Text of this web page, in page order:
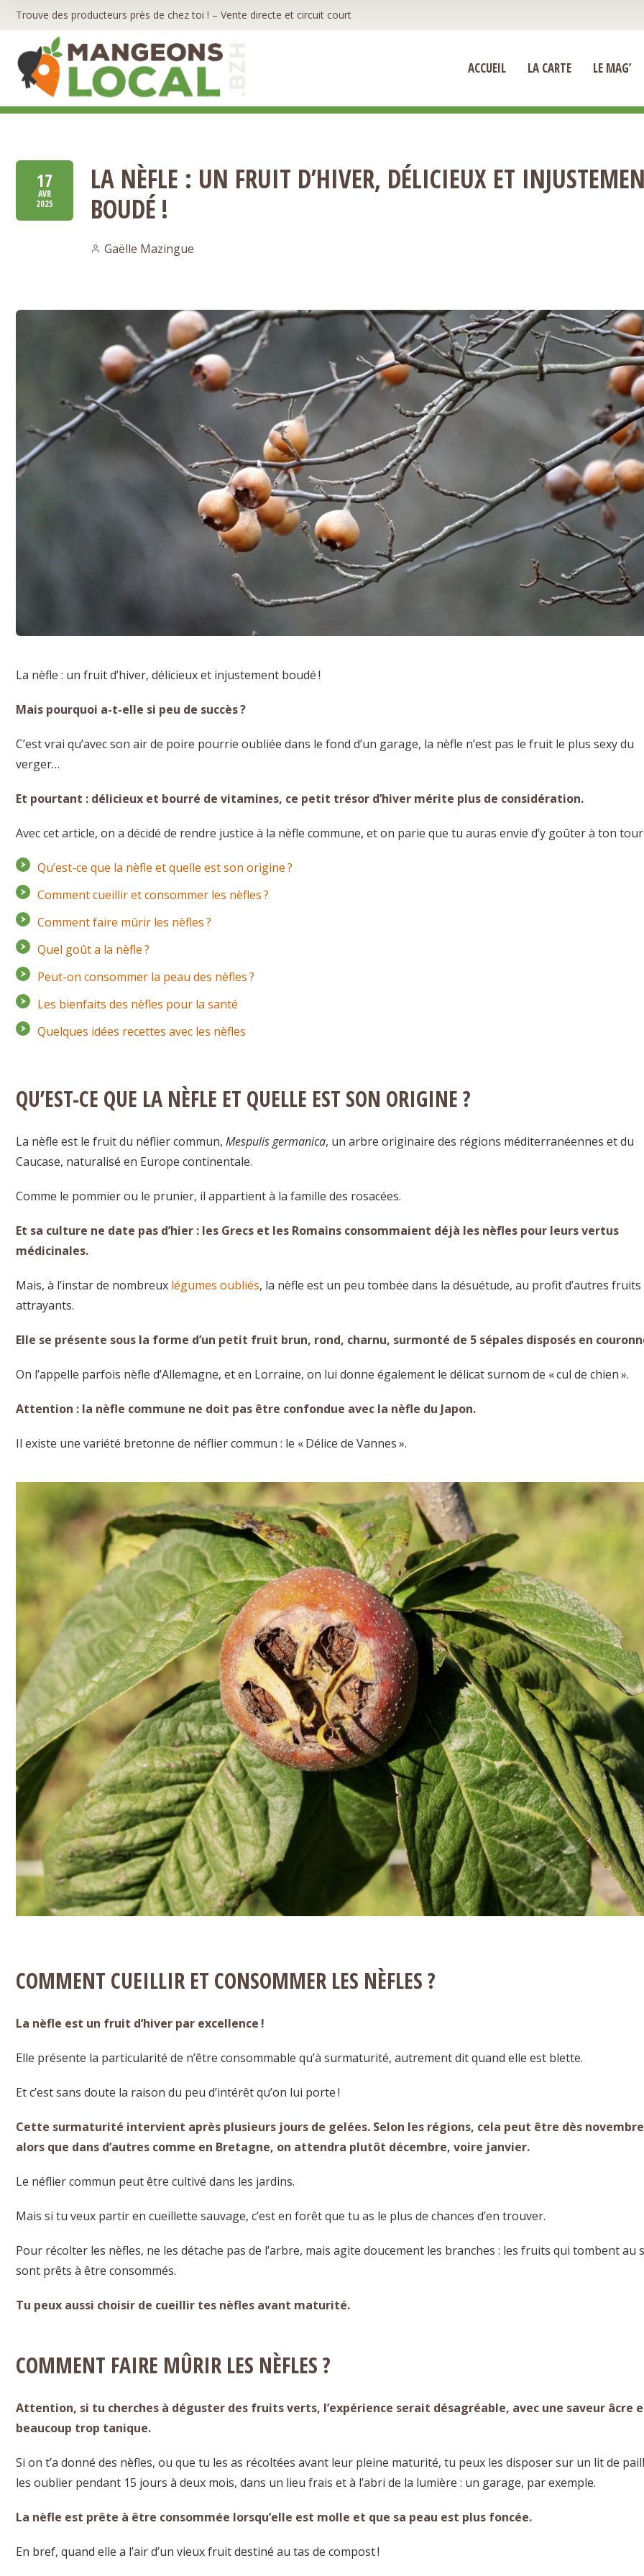
Trouve des producteurs près de chez toi ! – Vente directe et circuit court
ACCUEIL LA CARTE LE MAG’
17
AVR
2025
LA NÈFLE : UN FRUIT D’HIVER, DÉLICIEUX ET
BOUDÉ !
Gaëlle Mazingue
La nèfle : un fruit d’hiver, délicieux et injustement boudé !
Mais pourquoi a-t-elle si peu de succès ?
C’est vrai qu’avec son air de poire pourrie oubliée dans le fond d’un garage, la nèfle n’est pas le fruit le plus sexy du
verger…
Et pourtant : délicieux et bourré de vitamines, ce petit trésor d’hiver mérite plus de considération.
Avec cet article, on a décidé de rendre justice à la nèfle commune, et on parie que tu auras envie d’y goûter à ton tour
Qu’est-ce que la nèfle et quelle est son origine ?
Comment cueillir et consommer les nèfles ?
Comment faire mûrir les nèfles ?
Quel goût a la nèfle ?
Peut-on consommer la peau des nèfles ?
Les bienfaits des nèfles pour la santé
Quelques idées recettes avec les nèfles
QU’EST-CE QUE LA NÈFLE ET QUELLE EST SON ORIGINE ?
La nèfle est le fruit du néflier commun, Mespulis germanica, un arbre originaire des régions méditerranéennes et du
Caucase, naturalisé en Europe continentale.
Comme le pommier ou le prunier, il appartient à la famille des rosacées.
Et sa culture ne date pas d’hier : les Grecs et les Romains consommaient déjà les nèfles pour leurs vertus
médicinales.
Mais, à l’instar de nombreux légumes oubliés, la nèfle est un peu tombée dans la désuétude, au profit d’autres
attrayants.
Elle se présente sous la forme d’un petit fruit brun, rond, charnu, surmonté de 5 sépales disposés en
On l’appelle parfois nèfle d’Allemagne, et en Lorraine, on lui donne également le délicat surnom de « cul de chien ».
Attention : la nèfle commune ne doit pas être confondue avec la nèfle du Japon.
Il existe une variété bretonne de néflier commun : le « Délice de Vannes ».
COMMENT CUEILLIR ET CONSOMMER LES NÈFLES ?
La nèfle est un fruit d’hiver par excellence !
Elle présente la particularité de n’être consommable qu’à surmaturité, autrement dit quand elle est blette.
Et c’est sans doute la raison du peu d’intérêt qu’on lui porte !
Cette surmaturité intervient après plusieurs jours de gelées. Selon les régions, cela peut être dès
alors que dans d’autres comme en Bretagne, on attendra plutôt décembre, voire janvier.
Le néflier commun peut être cultivé dans les jardins.
Mais si tu veux partir en cueillette sauvage, c’est en forêt que tu as le plus de chances d’en trouver.
Pour récolter les nèfles, ne les détache pas de l’arbre, mais agite doucement les branches : les fruits qui tombent au
sont prêts à être consommés.
Tu peux aussi choisir de cueillir tes nèfles avant maturité.
COMMENT FAIRE MÛRIR LES NÈFLES ?
Attention, si tu cherches à déguster des fruits verts, l’expérience serait désagréable, avec une saveur âcre
beaucoup trop tanique.
Si on t’a donné des nèfles, ou que tu les as récoltées avant leur pleine maturité, tu peux les disposer sur un lit de
les oublier pendant 15 jours à deux mois, dans un lieu frais et à l’abri de la lumière : un garage, par exemple.
La nèfle est prête à être consommée lorsqu’elle est molle et que sa peau est plus foncée.
En bref, quand elle a l’air d’un vieux fruit destiné au tas de compost !